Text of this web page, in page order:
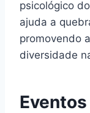
psicológico
ajuda a
promovendo
diversidade